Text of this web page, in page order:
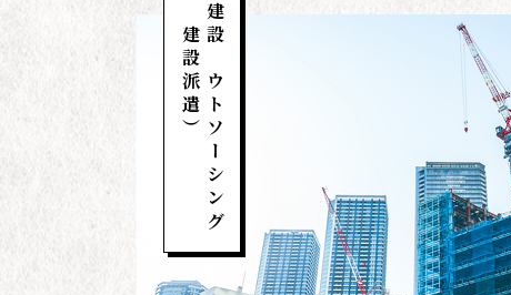
建設アウトソーシング
（建設派遣）